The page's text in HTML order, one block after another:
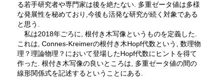
る若手研究者や専門家は後を絶たない. 多重ゼータ値は多様
な発展性を秘めており,今後も活発な研究が続く対象である
と思う.
私は2018年ごろに, 根付き木写像というものを定義した.
これは, Connes-Kreimerの根付き木Hopf代数という, 数理物
理？理論物理？において登場したHopf代数にヒントを得て
作った. 根付き木写像の良いところは, 多重ゼータ値の間の
線形関係式を記述するということにある.